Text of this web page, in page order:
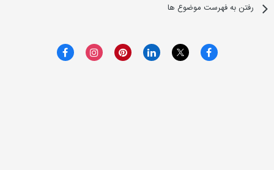
رفتن به فهرست موضوع ها